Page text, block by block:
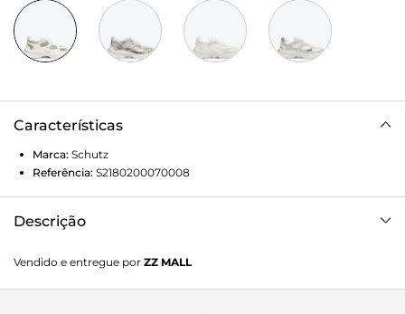
Características
Marca: Schutz
Referência: S2180200070008
Descrição
em glitter tiram esse tênis branco do básico. Com ares
futuristas, esse confortável tênis feminino com recortes
Vendido e entregue por ZZ MALL